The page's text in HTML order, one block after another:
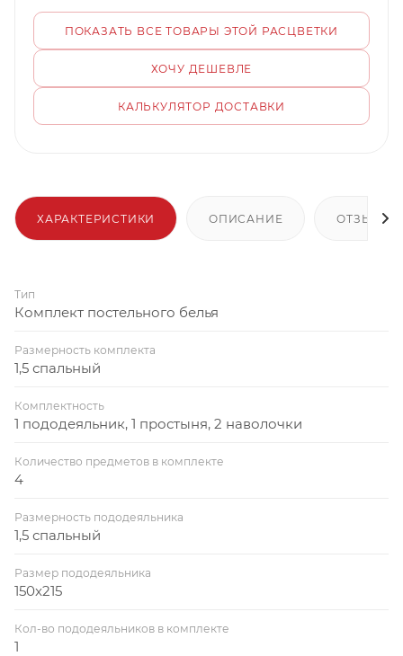
ПОКАЗАТЬ ВСЕ ТОВАРЫ ЭТОЙ РАСЦВЕТКИ
ХОЧУ ДЕШЕВЛЕ
КАЛЬКУЛЯТОР ДОСТАВКИ
ХАРАКТЕРИСТИКИ ОПИСАНИЕ ОТЗЫВЫ
Тип
Комплект постельного белья
Размерность комплекта
1,5 спальный
Комплектность
1 пододеяльник, 1 простыня, 2 наволочки
Количество предметов в комплекте
4
Размерность пододеяльника
1,5 спальный
Размер пододеяльника
150x215
Кол-во пододеяльников в комплекте
1